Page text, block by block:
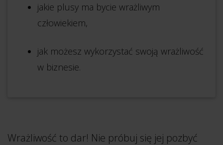
jakie plusy ma bycie wrażliwym
człowiekiem,
jak możesz wykorzystać swoją wrażliwość
w biznesie.
Wrażliwość to dar! Nie próbuj się jej pozbyć